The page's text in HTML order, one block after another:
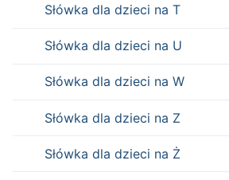
Słówka dla dzieci na T
Słówka dla dzieci na U
Słówka dla dzieci na W
Słówka dla dzieci na Z
Słówka dla dzieci na Ż